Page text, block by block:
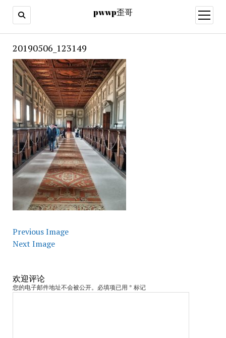
pwwp歪哥
open
menu
20190506_123149
Previous Image
Next Image
欢迎评论
您的电子邮件地址不会被公开。必填项已用 * 标记